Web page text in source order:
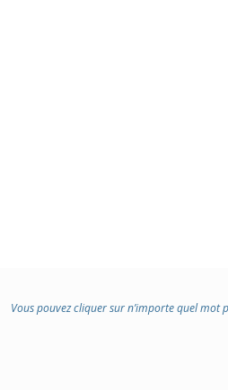
Vous pouvez cliquer sur n’importe quel